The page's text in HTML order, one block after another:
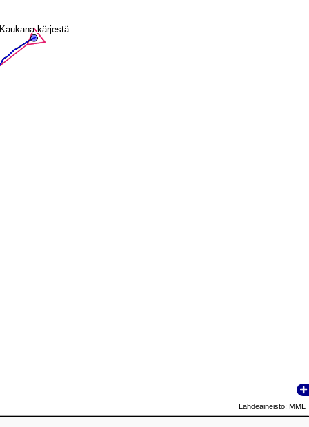
Kaukana kärjestä
Kaukana kärjestä
Lähdeaineisto: MML